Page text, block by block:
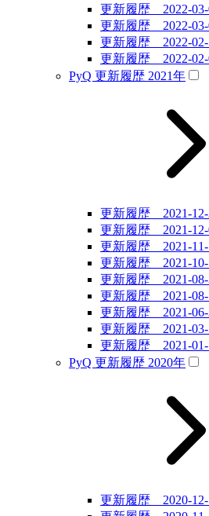
更新履歴 2022-03-
更新履歴 2022-03-
更新履歴 2022-02-
更新履歴 2022-02-
PyQ 更新履歴 2021年
更新履歴 2021-12-
更新履歴 2021-12-
更新履歴 2021-11-
更新履歴 2021-10-
更新履歴 2021-08-
更新履歴 2021-08-
更新履歴 2021-06-
更新履歴 2021-03-
更新履歴 2021-01-
PyQ 更新履歴 2020年
更新履歴 2020-12-